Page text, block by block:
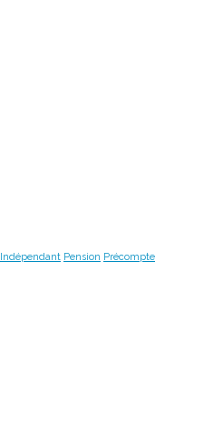
Indépendant Pension Précompte